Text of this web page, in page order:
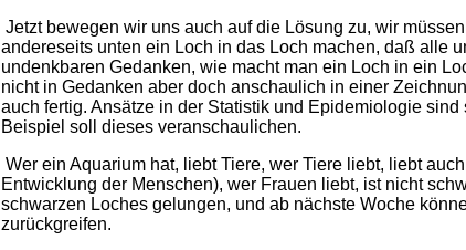
Jetzt bewegen wir uns auch auf die Lösung zu, wir
andereseits unten ein Loch in das Loch machen, daß alle
undenkbaren Gedanken, wie macht man ein Loch in ein
nicht in Gedanken aber doch anschaulich in einer
auch fertig. Ansätze in der Statistik und Epidemiologie
Beispiel soll dieses veranschaulichen.
Wer ein Aquarium hat, liebt Tiere, wer Tiere liebt, liebt
Entwicklung der Menschen), wer Frauen liebt, ist nicht
schwarzen Loches gelungen, und ab nächste Woche
zurückgreifen.